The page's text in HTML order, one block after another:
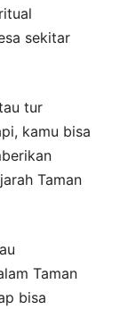
sekitar
tur
kamu bisa
Taman
Taman
bisa